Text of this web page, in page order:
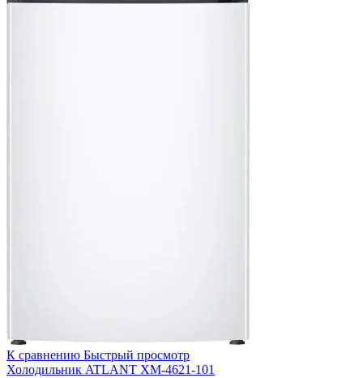
К сравнению Быстрый просмотр
Холодильник ATLANT ХМ-4621-101